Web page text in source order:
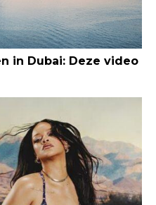
in Dubai: Deze video